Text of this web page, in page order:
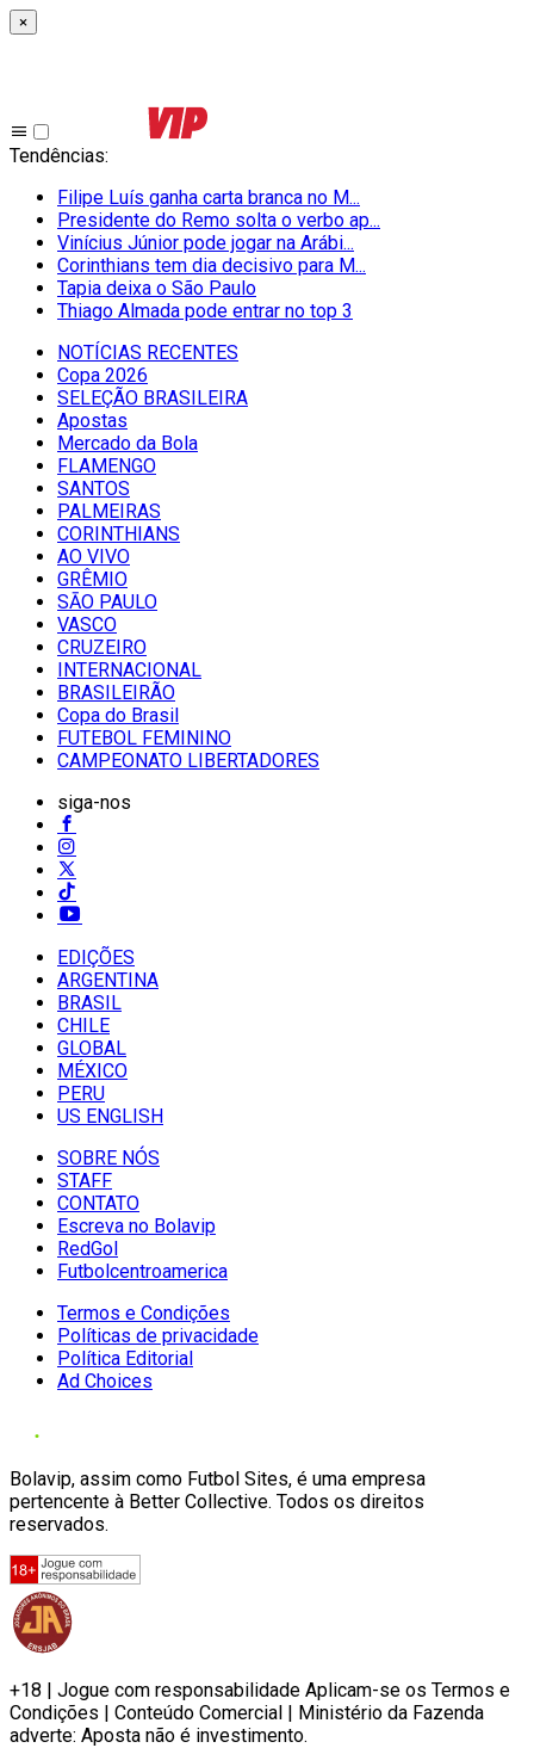
×
Tendências:
Filipe Luís ganha carta branca no M...
Presidente do Remo solta o verbo ap...
Vinícius Júnior pode jogar na Arábi...
Corinthians tem dia decisivo para M...
Tapia deixa o São Paulo
Thiago Almada pode entrar no top 3
NOTÍCIAS RECENTES
Copa 2026
SELEÇÃO BRASILEIRA
Apostas
Mercado da Bola
FLAMENGO
SANTOS
PALMEIRAS
CORINTHIANS
AO VIVO
GRÊMIO
SĀO PAULO
VASCO
CRUZEIRO
INTERNACIONAL
BRASILEIRÃO
Copa do Brasil
FUTEBOL FEMININO
CAMPEONATO LIBERTADORES
siga-nos
EDIÇÕES
ARGENTINA
BRASIL
CHILE
GLOBAL
MÉXICO
PERU
US ENGLISH
SOBRE NÓS
STAFF
CONTATO
Escreva no Bolavip
RedGol
Futbolcentroamerica
Termos e Condições
Políticas de privacidade
Política Editorial
Ad Choices
Bolavip, assim como Futbol Sites, é uma empresa
pertencente à Better Collective. Todos os direitos
reservados.
+18 | Jogue com responsabilidade Aplicam-se os Termos e
Condições | Conteúdo Comercial | Ministério da Fazenda
adverte: Aposta não é investimento.